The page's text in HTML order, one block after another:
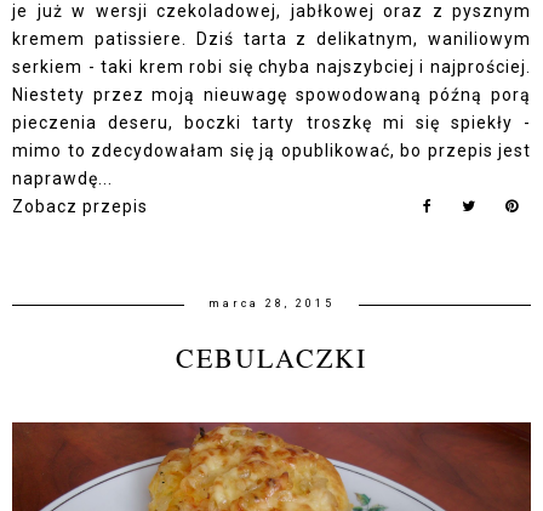
je już w wersji czekoladowej, jabłkowej oraz z pysznym
kremem patissiere. Dziś tarta z delikatnym, waniliowym
serkiem - taki krem robi się chyba najszybciej i najprościej.
Niestety przez moją nieuwagę spowodowaną późną porą
pieczenia deseru, boczki tarty troszkę mi się spiekły -
mimo to zdecydowałam się ją opublikować, bo przepis jest
naprawdę...
Zobacz przepis
marca 28, 2015
CEBULACZKI